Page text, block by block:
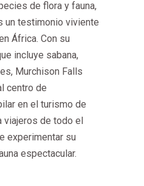
de flora y fauna,
un testimonio viviente
África. Con su
incluye sabana,
Murchison Falls
centro de
en el turismo de
viajeros de todo el
experimentar su
espectacular.